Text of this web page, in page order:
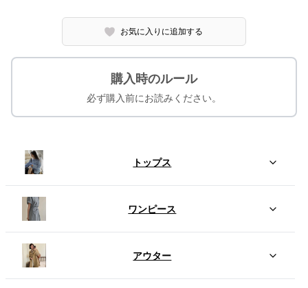
お気に入りに追加する
購入時のルール
必ず購入前にお読みください。
トップス
ワンピース
アウター